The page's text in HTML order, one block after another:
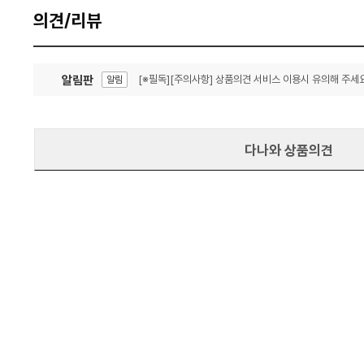
의견/리뷰
알림판 알림 [※필독][주의사항] 상품의견 서비스 이용시 유의해 주세
다나와 상품의견